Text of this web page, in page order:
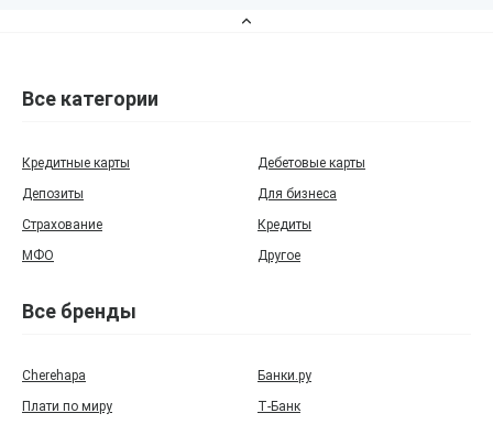
Все категории
Кредитные карты
Дебетовые карты
Депозиты
Для бизнеса
Страхование
Кредиты
МФО
Другое
Все бренды
Cherehapa
Банки.ру
Плати по миру
Т‑Банк